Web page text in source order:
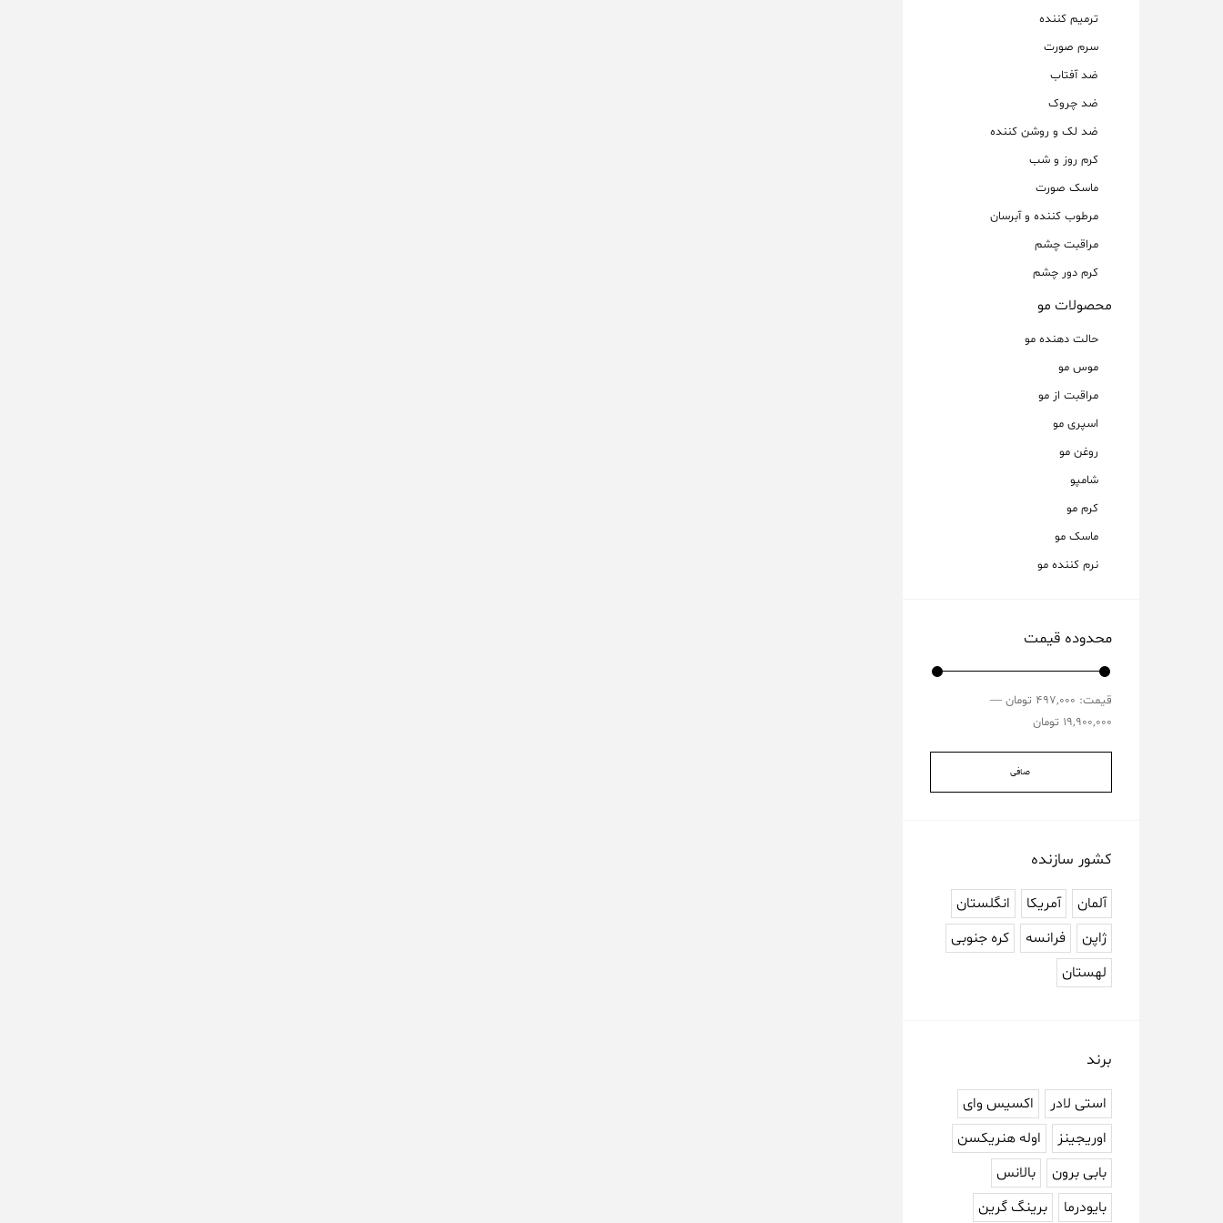
ترمیم کننده
سرم صورت
ضد آفتاب
ضد چروک
ضد لک و روشن کننده
کرم روز و شب
ماسک صورت
مرطوب کننده و آبرسان
مراقبت چشم
کرم دور چشم
محصولات مو
حالت دهنده مو
موس مو
مراقبت از مو
اسپری مو
روغن مو
شامپو
کرم مو
ماسک مو
نرم کننده مو
محدوده قیمت
صافی
قيمت: 497,000 تومان
—
19,900,000 تومان
کشور سازنده
آلمان آمریکا
انگلستان
ژاپن
فرانسه
کره جنوبی
لهستان
برند
استی لادر
اکسیس وای
اوریجینز
اوله هنریکسن
بابی برون
بالانس
بایودرما
برینگ گرین